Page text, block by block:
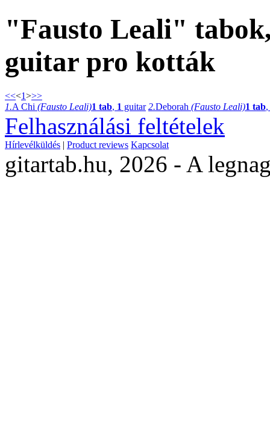
"Fausto Leali"
guitar pro kották
<<<1>>>
1.A Chi (Fausto Leali)1 tab, 1 guitar 2.Deborah (Fausto Leali)1 tab,
Felhasználási feltételek
Hírlevélküldés | Product reviews Kapcsolat
gitartab.hu, 2026 - A